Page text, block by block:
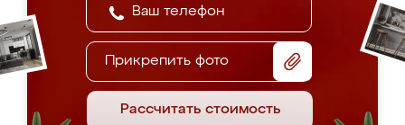
Прикрепить фото
Рассчитать стоимость